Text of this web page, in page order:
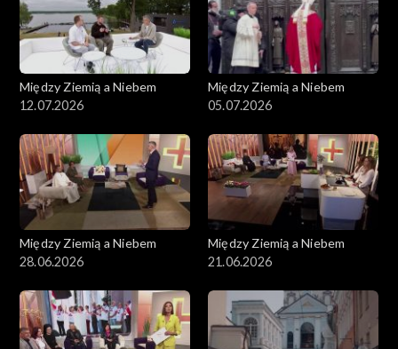
Między Ziemią a Niebem
12.07.2026
Między Ziemią a Niebem
05.07.2026
Między Ziemią a Niebem
28.06.2026
Między Ziemią a Niebem
21.06.2026